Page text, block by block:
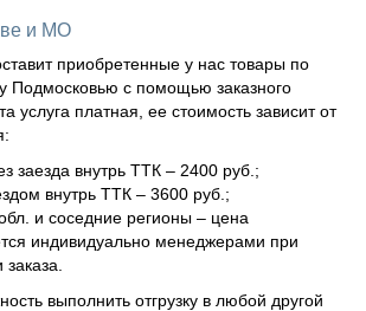
и МО
приобретенные у нас товары по
Подмосковью с помощью заказного
услуга платная, ее стоимость зависит от
заезда внутрь ТТК – 2400 руб.;
внутрь ТТК – 3600 руб.;
и соседние регионы – цена
индивидуально менеджерами при
выполнить отгрузку в любой другой